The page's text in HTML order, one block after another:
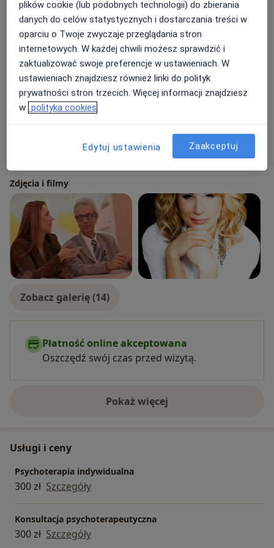
Główne obszary pomocy
Choroby psychosomatyczne
Kryzys
Zaburzenia lękowe
Uzależnienia
Niskie poczucie własnej wartości
+11
Pacjenci których przyjmuję
Dorośli
Rodzaje konsultacji
Zobacz lokalizacje (1)
Zdjęcia i filmy
Zobacz galerię (14)
Płatność online akceptowana
Oszczędź swój czas przed wizytą.
Pokaż więcejo doświadczeniu
Usługi i ceny
Psychoterapia indywidualna
300 zł Szczegóły
Konsultacja psychoterapeutyczna
300 zł Szczegóły
plików cookie (lub podobnych technologii) do zbierania
danych do celów statystycznych i dostarczania treści w
oparciu o Twoje zwyczaje przeglądania stron
internetowych. W każdej chwili możesz sprawdzić i
zaktualizować swoje preferencje w ustawieniach. W
ustawieniach znajdziesz również linki do polityk
prywatności stron trzecich. Więcej informacji znajdziesz
w polityka cookies
Edytuj ustawienia Zaakceptuj